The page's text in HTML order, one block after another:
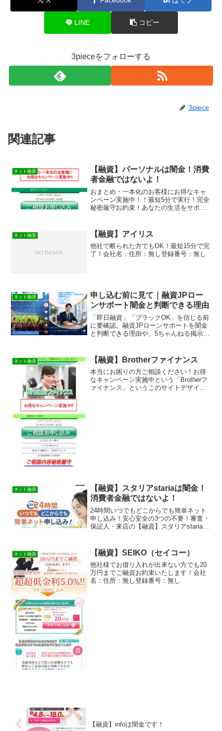
LINE コピー
3pieceをフォローする
3piece
関連記事
ネット融資
【融資】パーソナルは闇金！消費
者金融ではないよ！
おまとめ・一本化のお客様にお得なキャ
ンペーン実施中！！最短5分で実行！完全
秘密厳守お約束！あなたの生活をサポー
や突然送られてきたSMSメールでお金を
貸してもらえる消費者...
ネット融資 【融資】アイリス
他社で断られた方でもOK！最短15分で完
了！会社名：住所：無し登録番号：無し
ネット融資
申し込む前に見て｜融資JPロー
ンサポート闇金と判断できる理由
「即日融資」「ブラックOK」を信じる前
に要確認。融資JPローンサポートを闇金
と判断できる理由や、5ちゃんねる掲示板
ネット融資 【融資】Brotherファイナンス
本当にお困りの方ご相談ください！お得
なキャンペーン実施中という「Brotherフ
ァイナンス」というこのサイトデザイン
ネット融資
【融資】スタリアstariaは闇金！
消費者金融ではないよ！
24時間いつでもどこからでも簡単ネット
申し込み！安心安全の3つの不要！審査・
保証人・来店の【融資】スタリアstariaは
お金を貸してもらえる消費者金融などの
貸金業者を...
ネット融資 【融資】SEIKO（セイコー）
他社様でお借り入れが出来ない方でも20
万円までご融資お約束いたします！会社
名：住所：無し登録番号：無し
【融資】infoは闇金です！